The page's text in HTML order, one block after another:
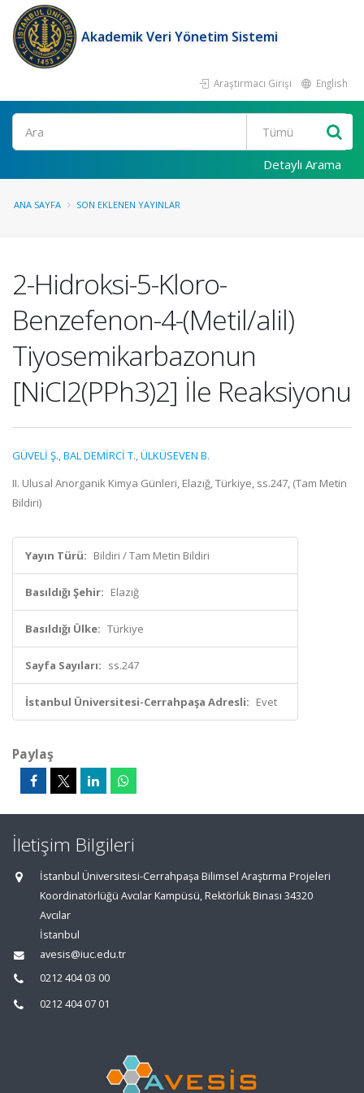
Akademik Veri Yönetim Sistemi
Araştırmacı Girişi English
Ara
Detaylı Arama
ANA SAYFA SON EKLENEN YAYINLAR
2-Hidroksi-5-Kloro-
Benzefenon-4-(Metil/alil)
Tiyosemikarbazonun
[NiCl2(PPh3)2] İle Reaksiyonu
GÜVELİ Ş.,BAL DEMİRCİ T.,ÜLKÜSEVEN B.
II. Ulusal Anorganik Kimya Günleri, Elazığ, Türkiye, ss.247, (Tam Metin
Bildiri)
Yayın Türü: Bildiri / Tam Metin Bildiri
Basıldığı Şehir: Elazığ
Basıldığı Ülke: Türkiye
Sayfa Sayıları: ss.247
İstanbul Üniversitesi-Cerrahpaşa Adresli: Evet
Paylaş
İletişim Bilgileri
İstanbul Üniversitesi-Cerrahpaşa Bilimsel Araştırma Projeleri
Koordinatörlüğü Avcılar Kampüsü, Rektörlük Binası 34320
Avcılar
İstanbul
avesis@iuc.edu.tr
0212 404 03 00
0212 404 07 01